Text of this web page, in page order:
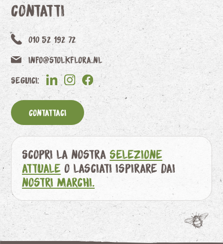
Contatti
010 52 192 72
info@stolkflora.nl
Seguici:
Contattaci
Scopri la nostraselezione
attuale o lasciati ispirare dai
nostri marchi.